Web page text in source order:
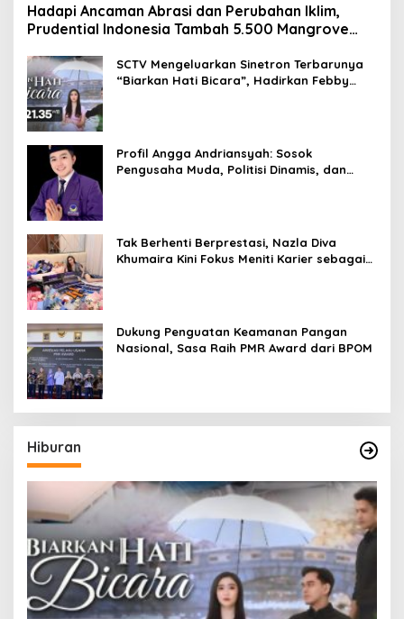
Hadapi Ancaman Abrasi dan Perubahan Iklim,
Prudential Indonesia Tambah 5.500 Mangrove
SCTV Mengeluarkan Sinetron Terbarunya
“Biarkan Hati Bicara”, Hadirkan Febby
Profil Angga Andriansyah: Sosok
Pengusaha Muda, Politisi Dinamis, dan
Tak Berhenti Berprestasi, Nazla Diva
Khumaira Kini Fokus Meniti Karier sebagai
Dukung Penguatan Keamanan Pangan
Nasional, Sasa Raih PMR Award dari BPOM
Hiburan